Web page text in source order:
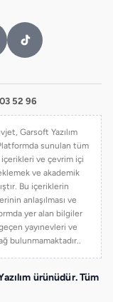
52 96
Garsoft Yazılım
sunulan tüm
ve çevrim içi
ve akademik
Bu içeriklerin
anlaşılması ve
yer alan bilgiler
yayınevleri ve
bulunmamaktadır..
ürünüdür. Tüm